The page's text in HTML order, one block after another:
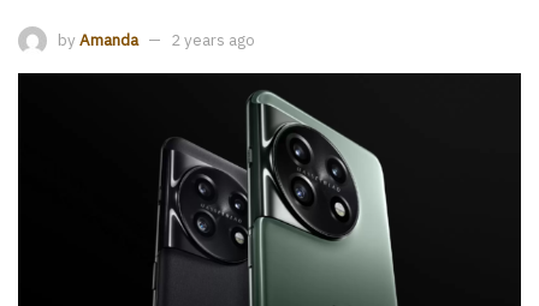
by Amanda 2 years ago